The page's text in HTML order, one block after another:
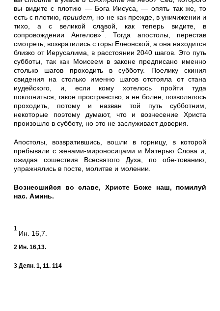
вы видите с плотию — Бога Иисуса, — опять так же, то
есть с плотию,приидет, но не как прежде, в уничи­жении и
тихо, а с великой славой, как теперь видите, в
сопровождении Ангелов»
3
. Тогда апостолы, пере­став
смотреть, возвратились с горы Елеонской, а она находится
близко от Иерусалима, в расстоянии 2040 шагов. Это путь
субботы, так как Моисеем в законе предписано именно
столько шагов проходить в субботу. Поелику скиния
свидения на столько именно шагов отстояла от стана
иудейского, и, если кому хотелось пройти туда
поклониться, такое пространство, а не более, позволялось
проходить, потому и назван той путь субботним,
некоторые поэтому думают, что и вознесение Христа
произошло в субботу, но это не заслуживает доверия.
Апостолы, возвратившись, вошли в горницу, в которой
пребывали с женами-мироносицами и Матерью Слова и,
ожидая сошествия Всесвятого Духа, по обе-тованию,
упражнялись в посте, молитве и молении.
Вознесшийся во славе, Христе Боже наш, помилуй
нас. Аминь.
1
Ин. 16,7.
2 Ин. 16,13.
3 Деян. 1, 11. 114